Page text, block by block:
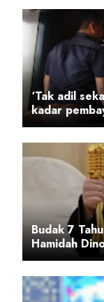
‘Tak adil
kadar
Budak 7
Hamidah